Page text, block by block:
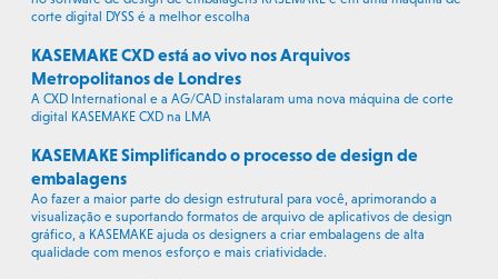
corte digital DYSS é a melhor escolha
KASEMAKE CXD está ao vivo nos Arquivos
Metropolitanos de Londres
A CXD International e a AG/CAD instalaram uma nova máquina de corte
digital KASEMAKE CXD na LMA
KASEMAKE Simplificando o processo de design de
embalagens
Ao fazer a maior parte do design estrutural para você, aprimorando a
visualização e suportando formatos de arquivo de aplicativos de design
gráfico, a KASEMAKE ajuda os designers a criar embalagens de alta
qualidade com menos esforço e mais criatividade.